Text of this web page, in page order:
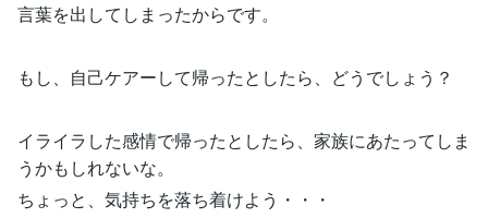
言葉を出してしまったからです。
もし、自己ケアーして帰ったとしたら、どうでしょう？
イライラした感情で帰ったとしたら、家族にあたってしま
うかもしれないな。
ちょっと、気持ちを落ち着けよう・・・